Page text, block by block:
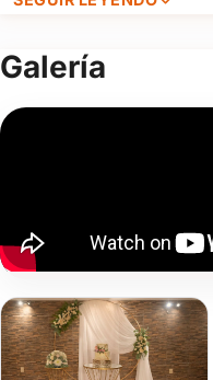
Catering propio
baile con DJ y más.
Coordinación y
ayudarles a hacer
Galería